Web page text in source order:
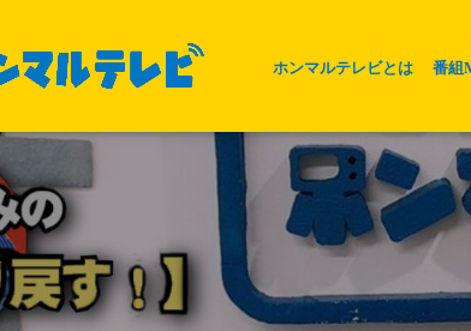
ホンマルテレビとは 番組